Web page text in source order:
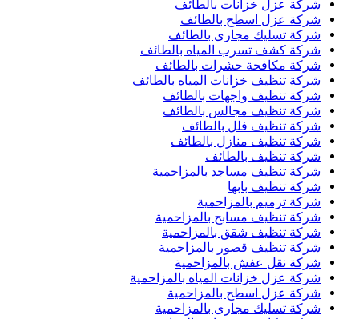
شركة عزل خزانات بالطائف
شركة عزل اسطح بالطائف
شركة تسليك مجارى بالطائف
شركة كشف تسرب المياه بالطائف
شركة مكافحة حشرات بالطائف
شركة تنظيف خزانات المياه بالطائف
شركة تنظيف واجهات بالطائف
شركة تنظيف مجالس بالطائف
شركة تنظيف فلل بالطائف
شركة تنظيف منازل بالطائف
شركة تنظيف بالطائف
شركة تنظيف مساجد بالمزاحمية
شركة تنظيف بابها
شركة ترميم بالمزاحمية
شركة تنظيف مسابح بالمزاحمية
شركة تنظيف شقق بالمزاحمية
شركة تنظيف قصور بالمزاحمية
شركة نقل عفش بالمزاحمية
شركة عزل خزانات المياه بالمزاحمية
شركة عزل اسطح بالمزاحمية
شركة تسليك مجارى بالمزاحمية